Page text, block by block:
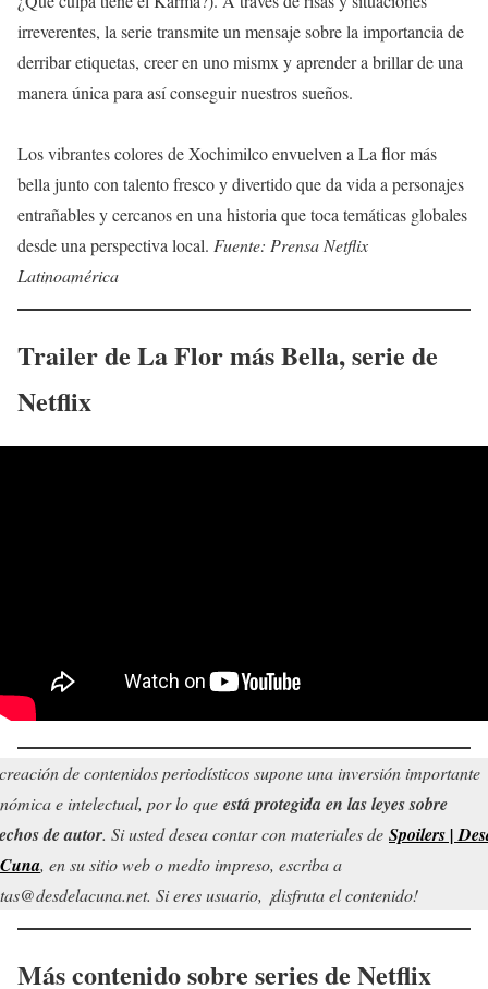
irreverentes, la serie transmite un mensaje sobre la importancia de
derribar etiquetas, creer en uno mismx y aprender a brillar de una
manera única para así conseguir nuestros sueños.
Los vibrantes colores de Xochimilco envuelven a La flor más
bella junto con talento fresco y divertido que da vida a personajes
entrañables y cercanos en una historia que toca temáticas globales
desde una perspectiva local. Fuente: Prensa Netflix
Latinoamérica
Trailer de La Flor más Bella, serie de
Netflix
de contenidos periodísticos supone una inversión importante
e intelectual, por lo que está protegida en las leyes sobre
de autor. Si usted desea contar con materiales de Spoilers |
, en su sitio web o medio impreso, escriba a
Si eres usuario, ¡disfruta el contenido!
Más contenido sobre series de Netflix